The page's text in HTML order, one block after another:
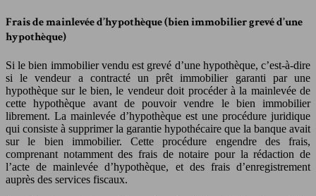
Frais de mainlevée d’hypothèque (bien immobilier grevé d’une
hypothèque)
Si le bien immobilier vendu est grevé d’une hypothèque, c’est-à-dire
si le vendeur a contracté un prêt immobilier garanti par une
hypothèque sur le bien, le vendeur doit procéder à la mainlevée de
cette hypothèque avant de pouvoir vendre le bien immobilier
librement. La mainlevée d’hypothèque est une procédure juridique
qui consiste à supprimer la garantie hypothécaire que la banque avait
sur le bien immobilier. Cette procédure engendre des frais,
comprenant notamment des frais de notaire pour la rédaction de
l’acte de mainlevée d’hypothèque, et des frais d’enregistrement
auprès des services fiscaux.